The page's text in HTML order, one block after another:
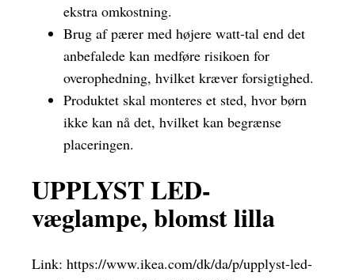
ekstra omkostning.
Brug af pærer med højere watt-tal end det
anbefalede kan medføre risikoen for
overophedning, hvilket kræver forsigtighed.
Produktet skal monteres et sted, hvor børn
ikke kan nå det, hvilket kan begrænse
placeringen.
UPPLYST LED-
væglampe, blomst lilla
Link: https://www.ikea.com/dk/da/p/upplyst-led-